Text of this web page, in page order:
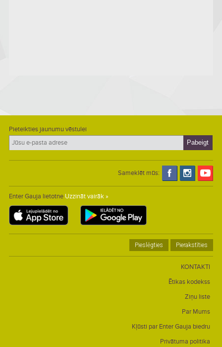
Pieteikties jaunumu vēstulei
Sameklēt mūs:
Enter Gauja lietotne Uzzināt vairāk »
Pieslēgties Pierakstīties
KONTAKTI
Ētikas kodekss
Ziņu liste
Par Mums
Kļūsti par Enter Gauja biedru
Privātuma politika